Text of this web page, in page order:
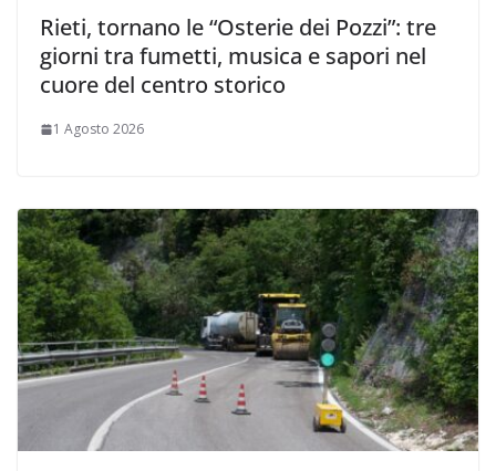
Rieti, tornano le “Osterie dei Pozzi”: tre
giorni tra fumetti, musica e sapori nel
cuore del centro storico
1 Agosto 2026